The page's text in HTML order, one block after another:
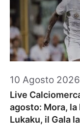
10 Agosto 2026
Live
agosto: Mora, la
Lukaku, il Gala